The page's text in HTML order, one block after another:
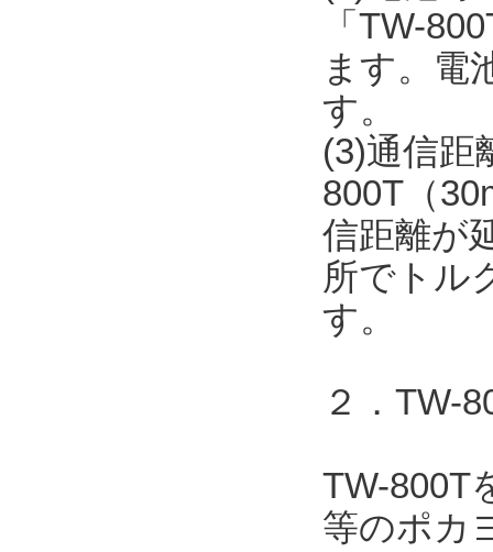
「TW-
ます。電
す。
(3)通信距
800T（
信距離が
所でトル
す。
２．TW-
TW-800T
等のポカ